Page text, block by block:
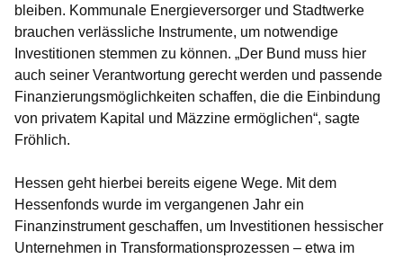
bleiben. Kommunale Energieversorger und Stadtwerke
brauchen verlässliche Instrumente, um notwendige
Investitionen stemmen zu können. „Der Bund muss hier
auch seiner Verantwortung gerecht werden und passende
Finanzierungsmöglichkeiten schaffen, die die Einbindung
von privatem Kapital und Mäzzine ermöglichen“, sagte
Fröhlich.
Hessen geht hierbei bereits eigene Wege. Mit dem
Hessenfonds wurde im vergangenen Jahr ein
Finanzinstrument geschaffen, um Investitionen hessischer
Unternehmen in Transformationsprozessen – etwa im